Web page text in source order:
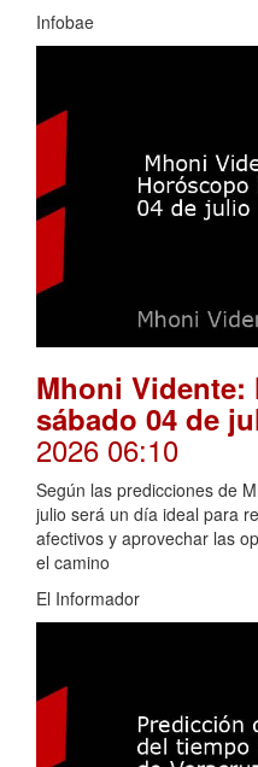
Infobae
Mhoni
sábado 04 de
2026 06:10
Según las predicciones de
julio será un día ideal para
afectivos y aprovechar las
el camino
El Informador